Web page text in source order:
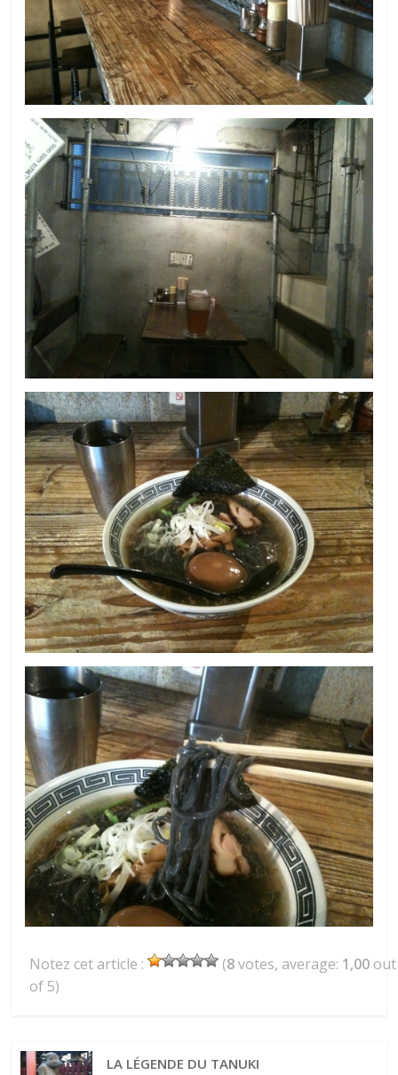
Notez cet article : (8votes, average: 1,00 out
of 5)
LA LÉGENDE DU TANUKI